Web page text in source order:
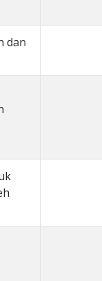
dan